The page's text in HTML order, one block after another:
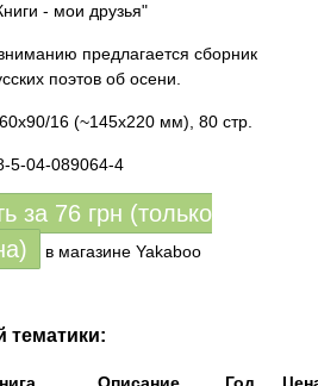
- мои друзья"
предлагается сборник
поэтов об осени.
16 (~145х220 мм), 80 стр.
5-04-089064-4
за 76 грн (только
в магазине Yakaboo
тематики: